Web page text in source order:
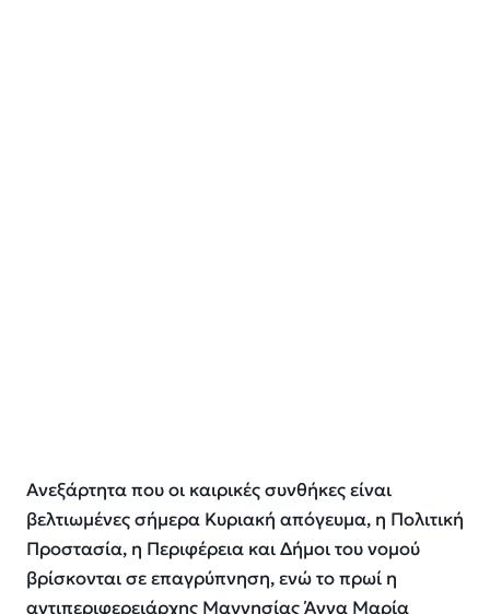
Ανεξάρτητα που οι καιρικές συνθήκες είναι
βελτιωμένες σήμερα Κυριακή απόγευμα, η Πολιτική
Προστασία, η Περιφέρεια και Δήμοι του νομού
βρίσκονται σε επαγρύπνηση, ενώ το πρωί η
αντιπεριφερειάρχης Μαγνησίας Άννα Μαρία